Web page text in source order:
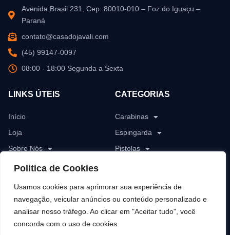
Politica de Cookies
Usamos cookies para aprimorar sua experiência de
navegação, veicular anúncios ou conteúdo personalizado e
analisar nosso tráfego. Ao clicar em "Aceitar tudo", você
concorda com o uso de cookies.
Avenida Brasil 231, Cep: 80010-010 – Foz do Iguaçu –
Paraná
contato@casadojavali.com
(45) 99147-0097
08:00 - 18:00 Segunda a Sexta
LINKS ÚTEIS
Início
Loja
Sobre Nós
Blog
CATEGORIAS
Carabinas
Espingarda
Pistolas
Munições
Pólvoras